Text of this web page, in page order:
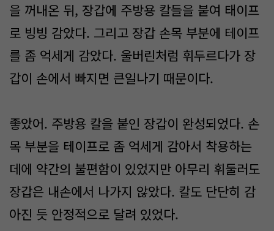
을 꺼내온 뒤, 장갑에 주방용 칼들을 붙여 태이프
로 빙빙 감았다. 그리고 장갑 손목 부분에 테이프
를 좀 억세게 감았다. 울버린처럼 휘두르다가 장
갑이 손에서 빠지면 큰일나기 때문이다.
좋았어. 주방용 칼을 붙인 장갑이 완성되었다. 손
목 부분을 테이프로 좀 억세게 감아서 착용하는
데에 약간의 불편함이 있었지만 아무리 휘둘러도
장갑은 내손에서 나가지 않았다. 칼도 단단히 감
아진 듯 안정적으로 달려 있었다.